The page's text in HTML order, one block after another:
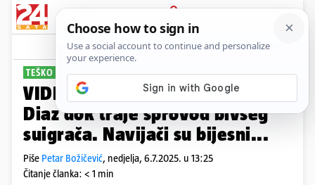
PRIJAVA
Sport Komentari
TEŠKO OBJAŠNJIVO
VIDEO Pogledajte što radi Luis
Diaz dok traje sprovod bivšeg
suigrača. Navijači su bijesni...
Piše Petar Božičević, nedjelja, 6.7.2025. u 13:25
Čitanje članka: < 1 min